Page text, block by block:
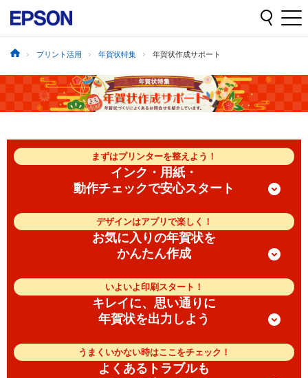
プリント活用 年賀状特集 年賀状作成サポート
まずはプリンターを整えよう！
インク・用紙・
動作チェックで安心スタート
デザインはアプリで楽しく！
お気に入りの年賀状を
かんたん作成
いよいよ印刷スタート！
キレイに、思い通りに
年賀状を出力しよう
うまくいかない時はここをチェック！
よくあるトラブルも